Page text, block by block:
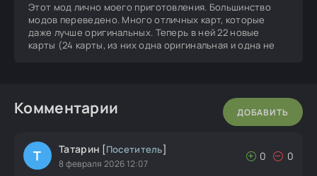
Этот мод лично моего приготовления. Большинство
модов переведено. Много отличных карт, которые
даже лучше оригинальных. Теперь в ней 22 новые
карты (24 карты, из них одна оригинальная и одна не
Комментарии ДОБАВИТЬ
Т Татарин [Посетитель]
8 февраля 2026 12:07
0 0